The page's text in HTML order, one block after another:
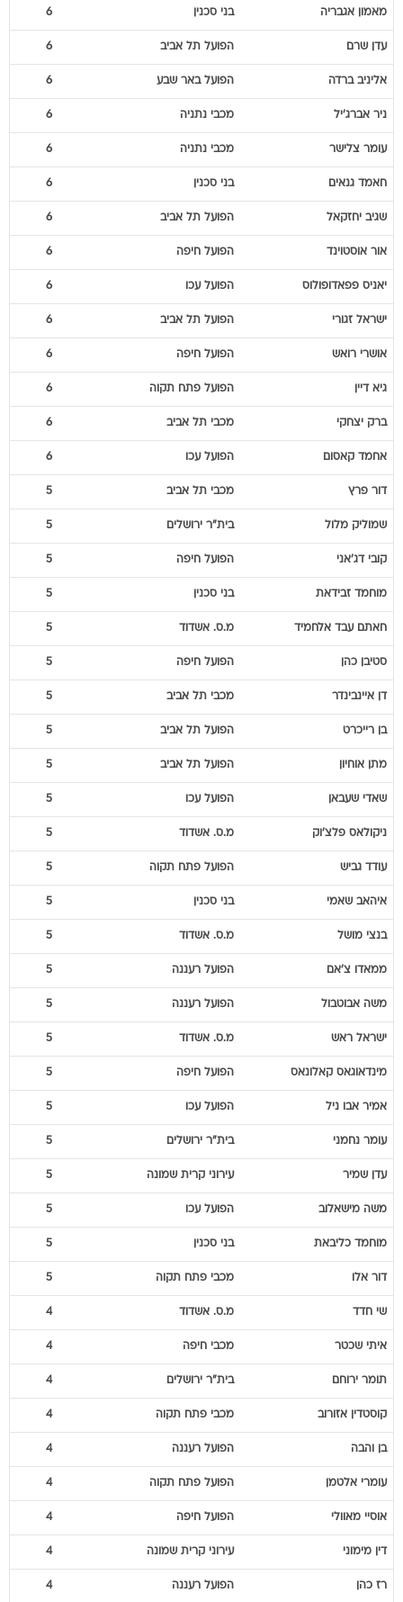
מאמון אגבריה בני סכנין 6
עדן שרם הפועל תל אביב 6
אליניב ברדה הפועל באר שבע 6
ניר אברג'יל מכבי נתניה 6
עומר צלישר מכבי נתניה 6
חאמד גנאים בני סכנין 6
שגיב יחזקאל הפועל תל אביב 6
אור אוסטוינד הפועל חיפה 6
יאניס פפאדופולוס הפועל עכו 6
ישראל זגורי הפועל תל אביב 6
אושרי רואש הפועל חיפה 6
גיא דיין הפועל פתח תקוה 6
ברק יצחקי מכבי תל אביב 6
אחמד קאסום הפועל עכו 6
דור פרץ מכבי תל אביב 5
שמוליק מלול בית"ר ירושלים 5
קובי דג'אני הפועל חיפה 5
מוחמד זבידאת בני סכנין 5
חאתם עבד אלחמיד מ.ס. אשדוד 5
סטיבן כהן הפועל חיפה 5
דן איינבינדר מכבי תל אביב 5
בן רייכרט הפועל תל אביב 5
מתן אוחיון הפועל תל אביב 5
שאדי שעבאן הפועל עכו 5
ניקולאס פלצ'וק מ.ס. אשדוד 5
עודד גביש הפועל פתח תקוה 5
איהאב שאמי בני סכנין 5
בנצי מושל מ.ס. אשדוד 5
ממאדו צ'אם הפועל רעננה 5
משה אבוטבול הפועל רעננה 5
ישראל ראש מ.ס. אשדוד 5
מינדאוגאס קאלונאס הפועל חיפה 5
אמיר אבו ניל הפועל עכו 5
עומר נחמני בית"ר ירושלים 5
עדן שמיר עירוני קרית שמונה 5
משה מישאלוב הפועל עכו 5
מוחמד כליבאת בני סכנין 5
דור אלו מכבי פתח תקוה 5
שי חדד מ.ס. אשדוד 4
איתי שכטר מכבי חיפה 4
תומר ירוחם בית"ר ירושלים 4
קוסטדין אזורוב מכבי פתח תקוה 4
בן והבה הפועל רעננה 4
עומרי אלטמן הפועל פתח תקוה 4
אוסיי מאוולי הפועל חיפה 4
דין מימוני עירוני קרית שמונה 4
רז כהן הפועל רעננה 4